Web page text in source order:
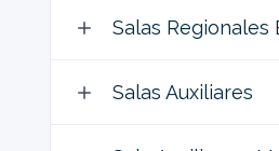
Salas Regionales
Salas Auxiliares